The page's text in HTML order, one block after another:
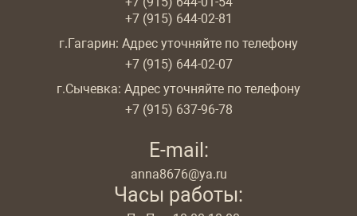
+7 (915) 644-02-81
г.Гагарин: Адрес уточняйте по телефону
+7 (915) 644-02-07
г.Сычевка: Адрес уточняйте по телефону
+7 (915) 637-96-78
E-mail:
anna8676@ya.ru
Часы работы: